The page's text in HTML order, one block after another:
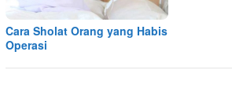
Cara Sholat Orang yang Habis
Operasi